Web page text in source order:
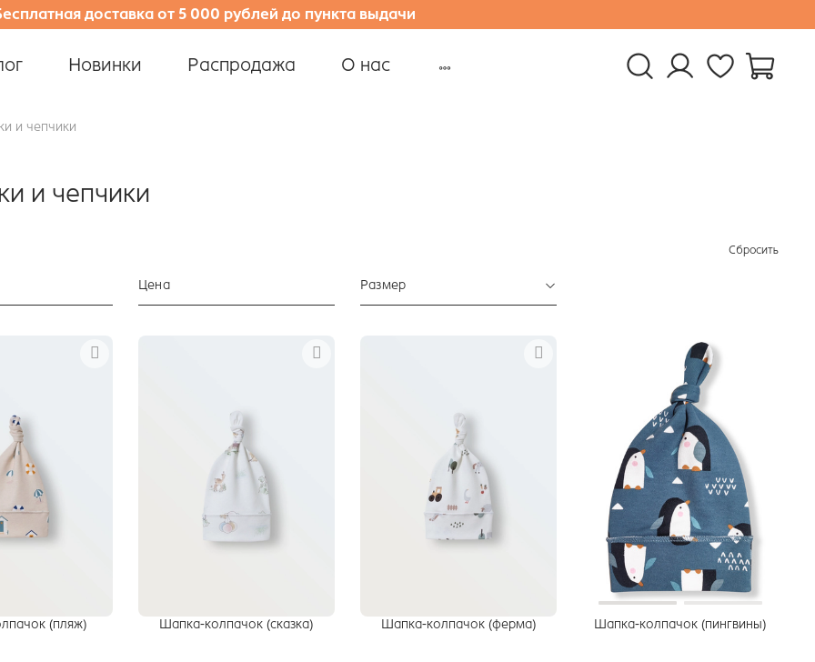
доставка от 5 000 рублей до пункта выдачи
Новинки Распродажа О нас
и чепчики
и чепчики
Сбросить
Цена Размер
(пляж) Шапка-колпачок (сказка) Шапка-колпачок (ферма) Шапка-колпачок (пингвины)